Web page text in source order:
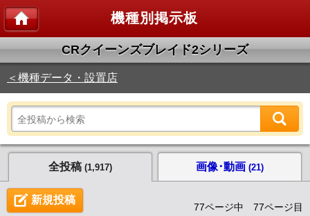
機種別掲示板
CRクイーンズブレイド2シリーズ
＜機種データ・設置店
全投稿 (1,917) 画像･動画 (21)
新規投稿
77ページ中 77ページ目